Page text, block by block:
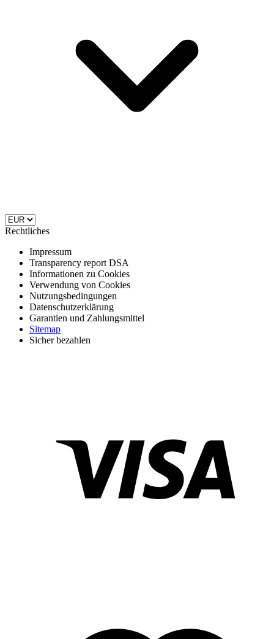
Rechtliches
Impressum
Transparency report DSA
Informationen zu Cookies
Verwendung von Cookies
Nutzungsbedingungen
Datenschutzerklärung
Garantien und Zahlungsmittel
Sitemap
Sicher bezahlen